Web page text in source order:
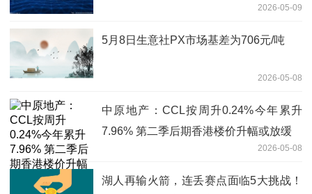
2026-05-09
5月8日生意社PX市场基差为706元/吨
2026-05-08
中原地产：CCL按周升0.24%今年累升
7.96% 第二季后期香港楼价升幅或放缓
2026-05-08
湖人再输火箭，连丢赛点面临5大挑战！